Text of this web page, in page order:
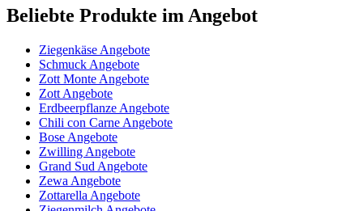
Beliebte Produkte im Angebot
Ziegenkäse Angebote
Schmuck Angebote
Zott Monte Angebote
Zott Angebote
Erdbeerpflanze Angebote
Chili con Carne Angebote
Bose Angebote
Zwilling Angebote
Grand Sud Angebote
Zewa Angebote
Zottarella Angebote